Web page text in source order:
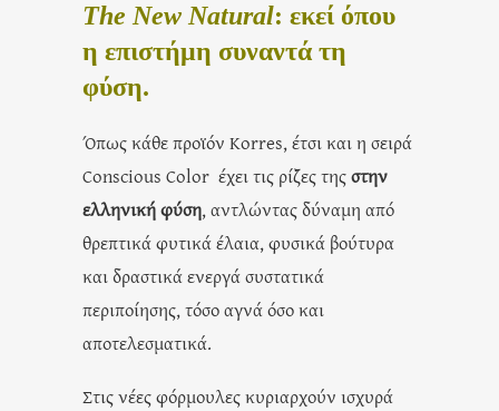
Τhe New Natural: εκεί όπου
η επιστήμη συναντά τη
φύση.
Όπως κάθε προϊόν Korres, έτσι και η σειρά
Conscious Color έχει τις ρίζες τηςστην
ελληνική φύση, αντλώντας δύναμη από
θρεπτικά φυτικά έλαια, φυσικά βούτυρα
και δραστικά ενεργά συστατικά
περιποίησης, τόσο αγνά όσο και
αποτελεσματικά.
Στις νέες φόρμουλες κυριαρχούν ισχυρά